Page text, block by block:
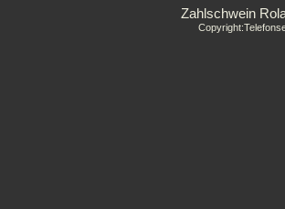
Zahlschwein